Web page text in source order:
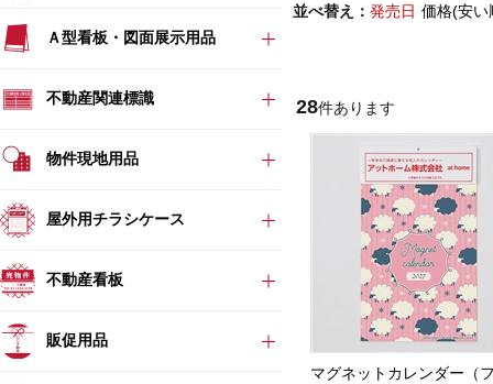
Ａ型看板・図面展示用品
不動産関連標識
物件現地用品
屋外用チラシケース
不動産看板
販促用品
並べ替え： 発売日 価格(安い
28件あります
マグネットカレンダー（